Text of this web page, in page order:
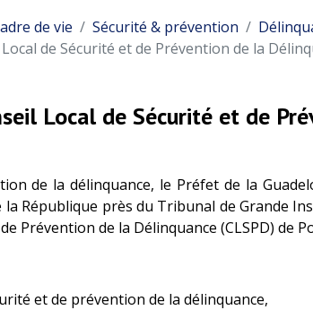
de vie Sécurité & prévention
de Sécurité et de Prévention de la
Local de Sécurité et de
de la délinquance, le Préfet de la
la République près du Tribunal de Grande
Prévention de la Délinquance (CLSPD) de
et de prévention de la délinquance,